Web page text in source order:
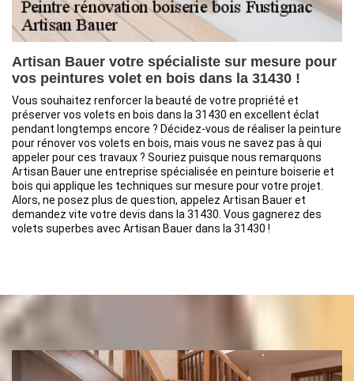
Artisan Bauer votre spécialiste sur mesure pour
vos peintures volet en bois dans la 31430 !
Vous souhaitez renforcer la beauté de votre propriété et
préserver vos volets en bois dans la 31430 en excellent éclat
pendant longtemps encore ? Décidez-vous de réaliser la peinture
pour rénover vos volets en bois, mais vous ne savez pas à qui
appeler pour ces travaux ? Souriez puisque nous remarquons
Artisan Bauer une entreprise spécialisée en peinture boiserie et
bois qui applique les techniques sur mesure pour votre projet.
Alors, ne posez plus de question, appelez Artisan Bauer et
demandez vite votre devis dans la 31430. Vous gagnerez des
volets superbes avec Artisan Bauer dans la 31430 !